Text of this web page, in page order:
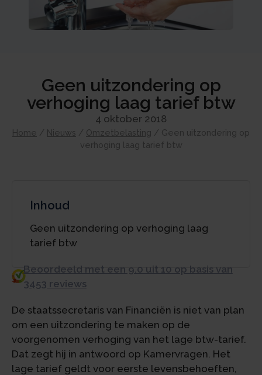
Geen uitzondering op
verhoging laag tarief btw
4 oktober 2018
Home / Nieuws / Omzetbelasting / Geen uitzondering op
verhoging laag tarief btw
Inhoud
Geen uitzondering op verhoging laag
tarief btw
Beoordeeld met een 9.0 uit 10 op basis van
3453 reviews
De staatssecretaris van Financiën is niet van plan
om een uitzondering te maken op de
voorgenomen verhoging van het lage btw-tarief.
Dat zegt hij in antwoord op Kamervragen. Het
lage tarief geldt voor eerste levensbehoeften,